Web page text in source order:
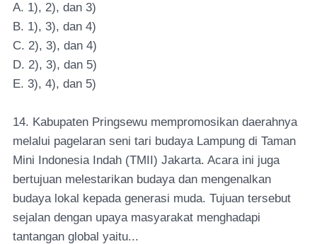
A. 1), 2), dan 3)
B. 1), 3), dan 4)
C. 2), 3), dan 4)
D. 2), 3), dan 5)
E. 3), 4), dan 5)
14. Kabupaten Pringsewu mempromosikan daerahnya
melalui pagelaran seni tari budaya Lampung di Taman
Mini Indonesia Indah (TMII) Jakarta. Acara ini juga
bertujuan melestarikan budaya dan mengenalkan
budaya lokal kepada generasi muda. Tujuan tersebut
sejalan dengan upaya masyarakat menghadapi
tantangan global yaitu...